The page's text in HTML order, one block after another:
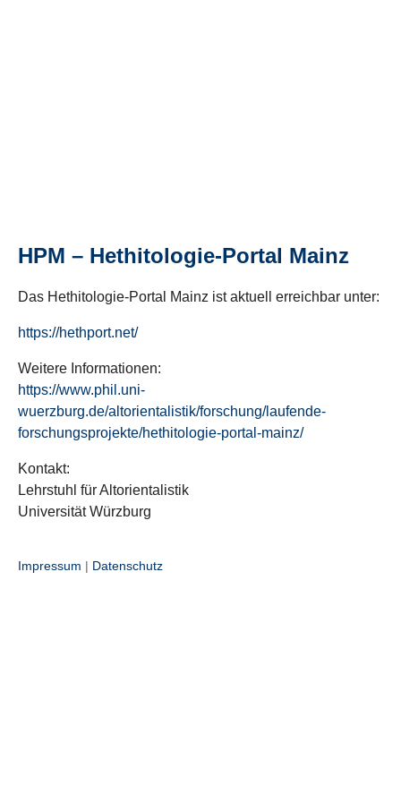
HPM – Hethitologie-Portal Mainz
Das Hethitologie-Portal Mainz ist aktuell erreichbar unter:
https://hethport.net/
Weitere Informationen:
https://www.phil.uni-
wuerzburg.de/altorientalistik/forschung/laufende-
forschungsprojekte/hethitologie-portal-mainz/
Kontakt:
Lehrstuhl für Altorientalistik
Universität Würzburg
Impressum | Datenschutz